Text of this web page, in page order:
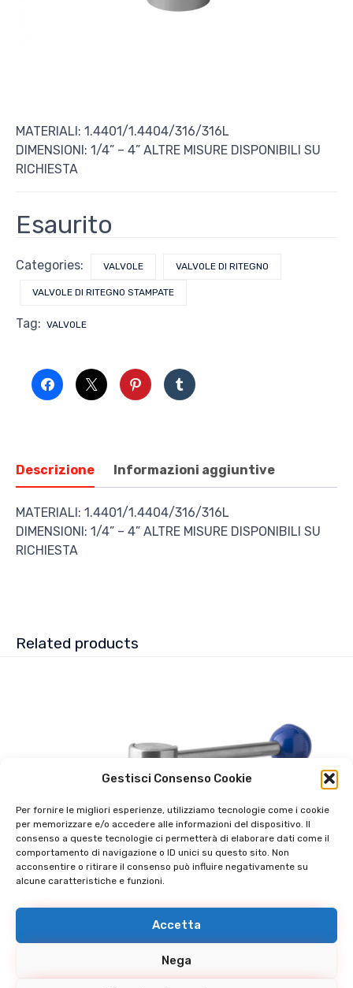
Gestisci Consenso Cookie
Per fornire le migliori esperienze, utilizziamo tecnologie come i cookie
per memorizzare e/o accedere alle informazioni del dispositivo. Il
consenso a queste tecnologie ci permetterà di elaborare dati come il
comportamento di navigazione o ID unici su questo sito. Non
acconsentire o ritirare il consenso può influire negativamente su
alcune caratteristiche e funzioni.
Accetta
Nega
MATERIALI: 1.4401/1.4404/316/316L
DIMENSIONI: 1/4” – 4” ALTRE MISURE DISPONIBILI SU
RICHIESTA
Esaurito
Categories: VALVOLE VALVOLE DI RITEGNO
VALVOLE DI RITEGNO STAMPATE
Tag: VALVOLE
Descrizione Informazioni aggiuntive
MATERIALI: 1.4401/1.4404/316/316L
DIMENSIONI: 1/4” – 4” ALTRE MISURE DISPONIBILI SU
RICHIESTA
Related products